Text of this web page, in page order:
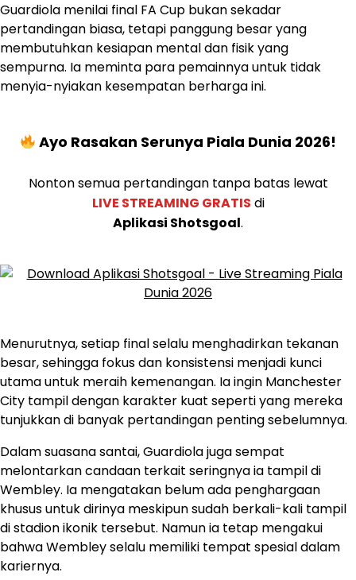
Guardiola menilai final FA Cup bukan sekadar
pertandingan biasa, tetapi panggung besar yang
membutuhkan kesiapan mental dan fisik yang
sempurna. Ia meminta para pemainnya untuk tidak
menyia-nyiakan kesempatan berharga ini.
Ayo Rasakan Serunya Piala Dunia 2026!
Nonton semua pertandingan tanpa batas lewat
LIVE STREAMING GRATIS di
Aplikasi Shotsgoal.
Menurutnya, setiap final selalu menghadirkan tekanan
besar, sehingga fokus dan konsistensi menjadi kunci
utama untuk meraih kemenangan. Ia ingin Manchester
City tampil dengan karakter kuat seperti yang mereka
tunjukkan di banyak pertandingan penting sebelumnya.
Dalam suasana santai, Guardiola juga sempat
melontarkan candaan terkait seringnya ia tampil di
Wembley. Ia mengatakan belum ada penghargaan
khusus untuk dirinya meskipun sudah berkali-kali tampil
di stadion ikonik tersebut. Namun ia tetap mengakui
bahwa Wembley selalu memiliki tempat spesial dalam
kariernya.